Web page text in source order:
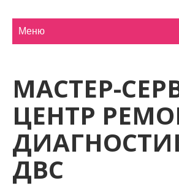
Меню
МАСТЕР-
ЦЕНТР
ДВС